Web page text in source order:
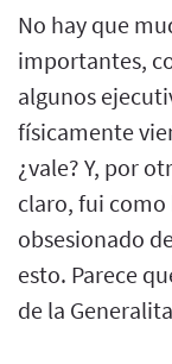
No hay que
importantes,
algunos
físicamente
¿vale? Y, por
claro, fui
obsesionado
esto. Parece
de la